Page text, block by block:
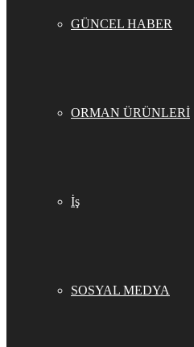
GÜNCEL HABER
ORMAN ÜRÜNLERİ
İş
SOSYAL MEDYA